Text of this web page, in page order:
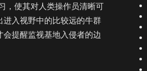
，使其对人类操作员清晰可
入视野中的比较远的牛群
提醒监视基地入侵者的边